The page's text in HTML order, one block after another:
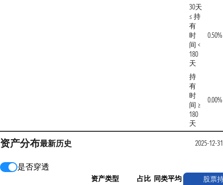
30天
≤ 持
有
时
间 <
180
天
0.50%
持
有
时
间 ≥
180
天
0.00%
资产分布最新历史 2025-12-31
是否穿透
资产类型 占比 同类平均
股票